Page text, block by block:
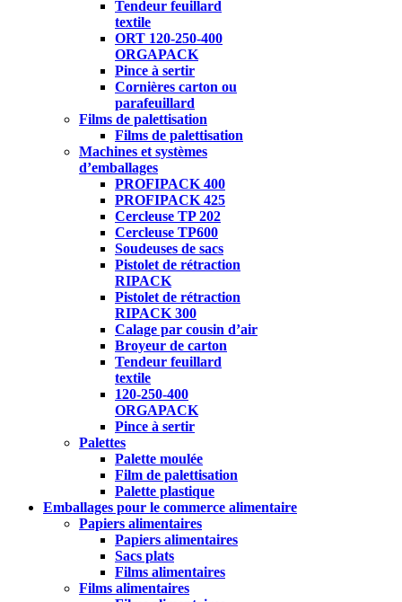
Tendeur feuillard
textile
ORT 120-250-400
ORGAPACK
Pince à sertir
Cornières carton ou
parafeuillard
Films de palettisation
Films de palettisation
Machines et systèmes
d’emballages
PROFIPACK 400
PROFIPACK 425
Cercleuse TP 202
Cercleuse TP600
Soudeuses de sacs
Pistolet de rétraction
RIPACK
Pistolet de rétraction
RIPACK 300
Calage par cousin d’air
Broyeur de carton
Tendeur feuillard
textile
120-250-400
ORGAPACK
Pince à sertir
Palettes
Palette moulée
Film de palettisation
Palette plastique
Emballages pour le commerce alimentaire
Papiers alimentaires
Papiers alimentaires
Sacs plats
Films alimentaires
Films alimentaires